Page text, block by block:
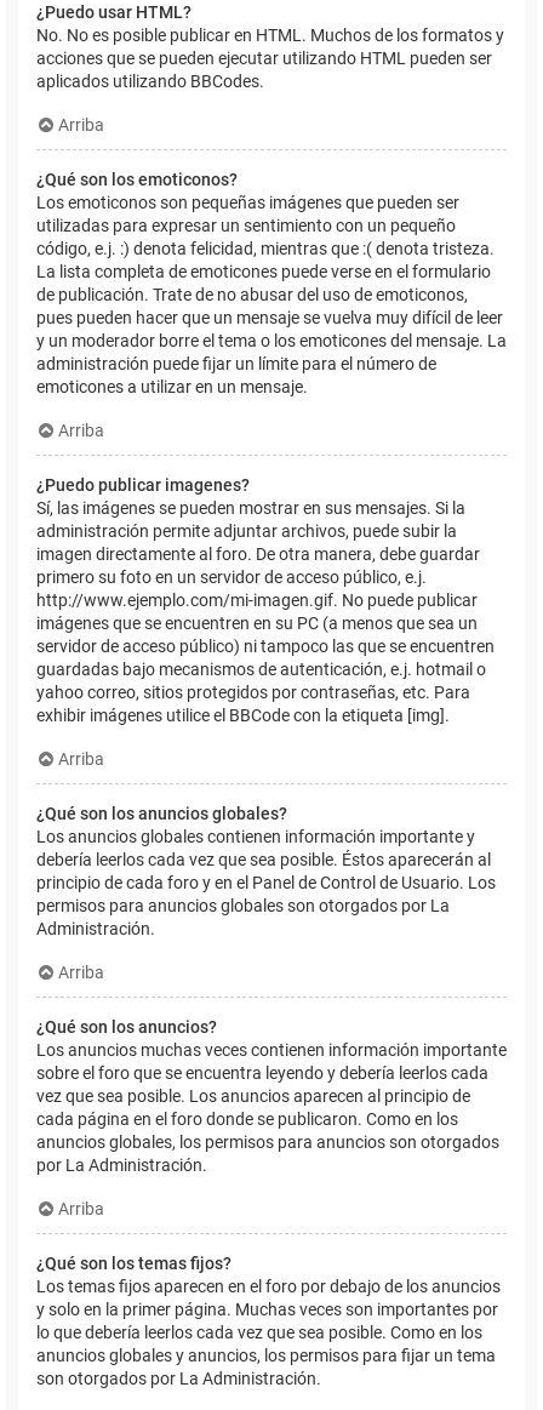
¿Puedo usar HTML?
No. No es posible publicar en HTML. Muchos de los formatos y
acciones que se pueden ejecutar utilizando HTML pueden ser
aplicados utilizando BBCodes.
Arriba
¿Qué son los emoticonos?
Los emoticonos son pequeñas imágenes que pueden ser
utilizadas para expresar un sentimiento con un pequeño
código, e.j. :) denota felicidad, mientras que :( denota tristeza.
La lista completa de emoticones puede verse en el formulario
de publicación. Trate de no abusar del uso de emoticonos,
pues pueden hacer que un mensaje se vuelva muy difícil de leer
y un moderador borre el tema o los emoticones del mensaje. La
administración puede fijar un límite para el número de
emoticones a utilizar en un mensaje.
Arriba
¿Puedo publicar imagenes?
Sí, las imágenes se pueden mostrar en sus mensajes. Si la
administración permite adjuntar archivos, puede subir la
imagen directamente al foro. De otra manera, debe guardar
primero su foto en un servidor de acceso público, e.j.
http://www.ejemplo.com/mi-imagen.gif. No puede publicar
imágenes que se encuentren en su PC (a menos que sea un
servidor de acceso público) ni tampoco las que se encuentren
guardadas bajo mecanismos de autenticación, e.j. hotmail o
yahoo correo, sitios protegidos por contraseñas, etc. Para
exhibir imágenes utilice el BBCode con la etiqueta [img].
Arriba
¿Qué son los anuncios globales?
Los anuncios globales contienen información importante y
debería leerlos cada vez que sea posible. Éstos aparecerán al
principio de cada foro y en el Panel de Control de Usuario. Los
permisos para anuncios globales son otorgados por La
Administración.
Arriba
¿Qué son los anuncios?
Los anuncios muchas veces contienen información importante
sobre el foro que se encuentra leyendo y debería leerlos cada
vez que sea posible. Los anuncios aparecen al principio de
cada página en el foro donde se publicaron. Como en los
anuncios globales, los permisos para anuncios son otorgados
por La Administración.
Arriba
¿Qué son los temas fijos?
Los temas fijos aparecen en el foro por debajo de los anuncios
y solo en la primer página. Muchas veces son importantes por
lo que debería leerlos cada vez que sea posible. Como en los
anuncios globales y anuncios, los permisos para fijar un tema
son otorgados por La Administración.